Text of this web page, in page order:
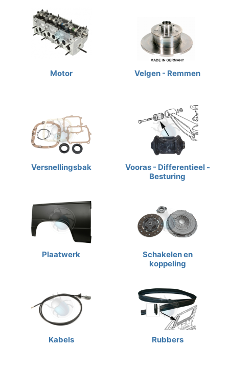
Motor Velgen - Remmen
Versnellingsbak
Vooras - Differentieel -
Besturing
Plaatwerk
Schakelen en
koppeling
Kabels Rubbers